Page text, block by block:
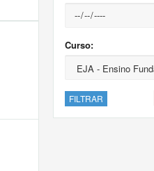
Curso:
FILTRAR